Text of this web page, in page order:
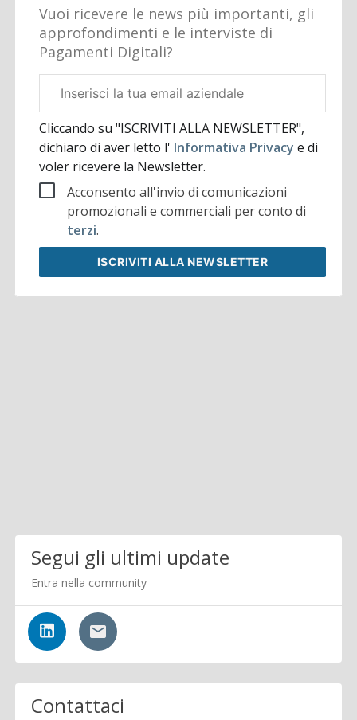
Vuoi ricevere le news più importanti, gli
approfondimenti e le interviste di
Pagamenti Digitali?
aziendale
Cliccando su "ISCRIVITI ALLA NEWSLETTER",
dichiaro di aver letto l' Informativa Privacye di
voler ricevere la Newsletter.
Acconsento all'invio di comunicazioni
promozionali e commerciali per conto di
terzi.
ISCRIVITI ALLA NEWSLETTER
Segui gli ultimi update
Entra nella community
Contattaci